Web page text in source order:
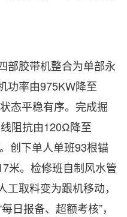
胶带机整合为单部永
功率由975KW降至
态平稳有序。完成掘
阻抗由120Ω降至
创下单人单班93根锚
米。检修班自制风水管
取料变为跟机移动，
日报备、超额考核”，